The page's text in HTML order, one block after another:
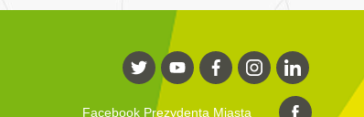
Facebook Prezydenta Miasta